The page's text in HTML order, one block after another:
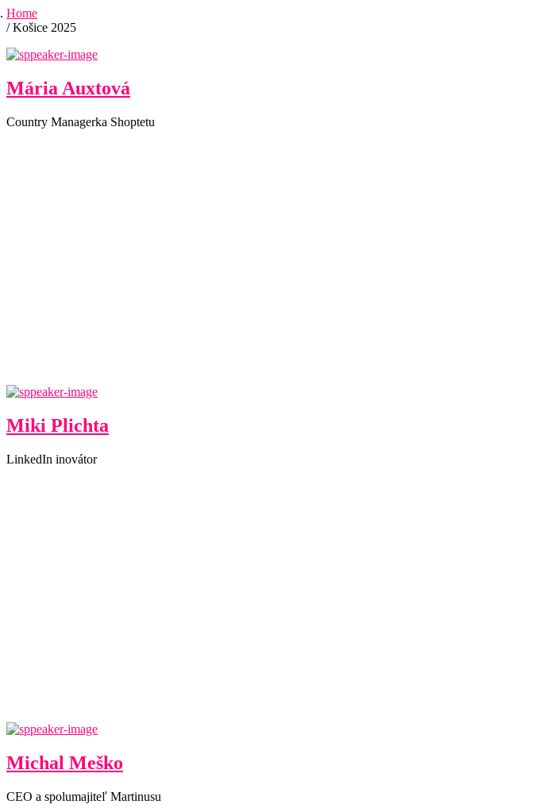
Home
/ Košice 2025
Mária Auxtová
Country Managerka Shoptetu
Miki Plichta
LinkedIn inovátor
Michal Meško
CEO a spolumajiteľ Martinusu